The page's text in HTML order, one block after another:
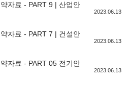
자료 - PART 9 | 산업안
2023.06.13
자료 - PART 7 | 건설안
2023.06.13
자료 - PART 05 전기안
2023.06.13